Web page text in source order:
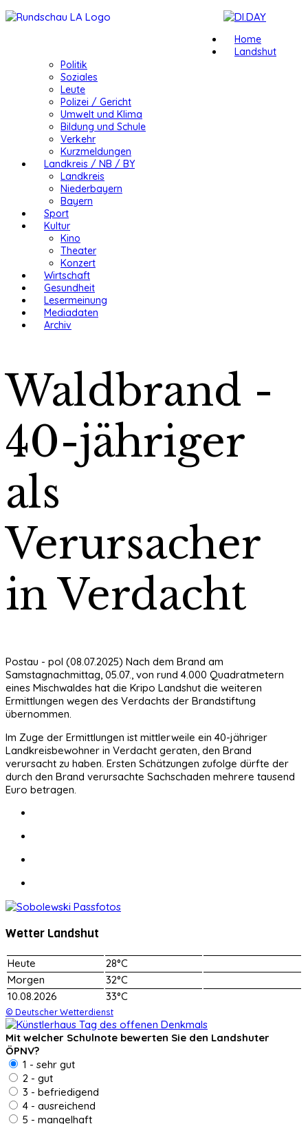
Home
Landshut
Politik
Soziales
Leute
Polizei / Gericht
Umwelt und Klima
Bildung und Schule
Verkehr
Kurzmeldungen
Landkreis / NB / BY
Landkreis
Niederbayern
Bayern
Sport
Kultur
Kino
Theater
Konzert
Wirtschaft
Gesundheit
Lesermeinung
Mediadaten
Archiv
Waldbrand -
40-jähriger
als
Verursacher
in Verdacht
Postau - pol (08.07.2025) Nach dem Brand am
Samstagnachmittag, 05.07., von rund 4.000 Quadratmetern
eines Mischwaldes hat die Kripo Landshut die weiteren
Ermittlungen wegen des Verdachts der Brandstiftung
übernommen.
Im Zuge der Ermittlungen ist mittlerweile ein 40-jähriger
Landkreisbewohner in Verdacht geraten, den Brand
verursacht zu haben. Ersten Schätzungen zufolge dürfte der
durch den Brand verursachte Sachschaden mehrere tausend
Euro betragen.
Wetter Landshut
Heute
28°C
Morgen
32°C
10.08.2026
33°C
© Deutscher Wetterdienst
Mit welcher Schulnote bewerten Sie den Landshuter
ÖPNV?
1 - sehr gut
2 - gut
3 - befriedigend
4 - ausreichend
5 - mangelhaft